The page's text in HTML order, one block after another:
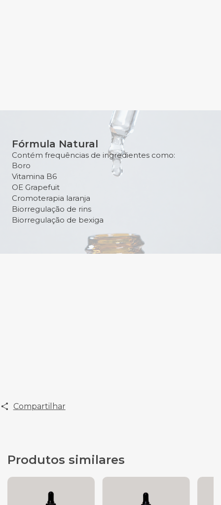
Fórmula Natural
Contém frequências de ingredientes como:
Boro
Vitamina B6
OE Grapefuit
Cromoterapia laranja
Biorregulação de rins
Biorregulação de bexiga
Compartilhar
Produtos similares